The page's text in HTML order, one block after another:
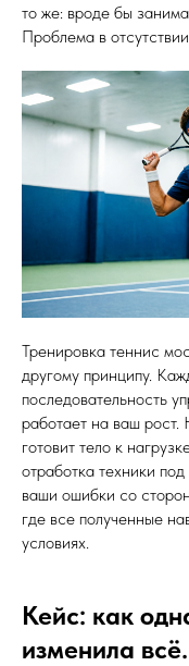
то же: вроде бы
Проблема в
Тренировка теннис
другому принципу.
последовательность
работает на ваш рост.
готовит тело к
отработка техники
ваши ошибки со
где все полученные
условиях.
Кейс: как
изменила всё.